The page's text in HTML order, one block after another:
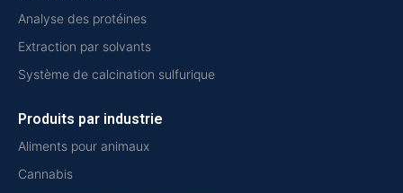
Analyse des protéines
Extraction par solvants
Système de calcination sulfurique
Produits par industrie
Aliments pour animaux
Cannabis